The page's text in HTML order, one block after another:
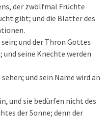
der zwölfmal Früchte
gibt; und die Blätter des
und der Thron Gottes
und seine Knechte werden
und sein Name wird an
und sie bedürfen nicht des
der Sonne; denn der